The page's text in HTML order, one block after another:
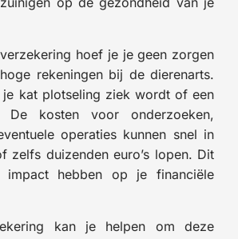
hoef je je geen zorgen
rekeningen bij de dierenarts.
kat plotseling ziek wordt of een
De kosten voor onderzoeken,
operaties kunnen snel in
zelfs duizenden euro’s lopen. Dit
hebben op je financiële
kan je helpen om deze